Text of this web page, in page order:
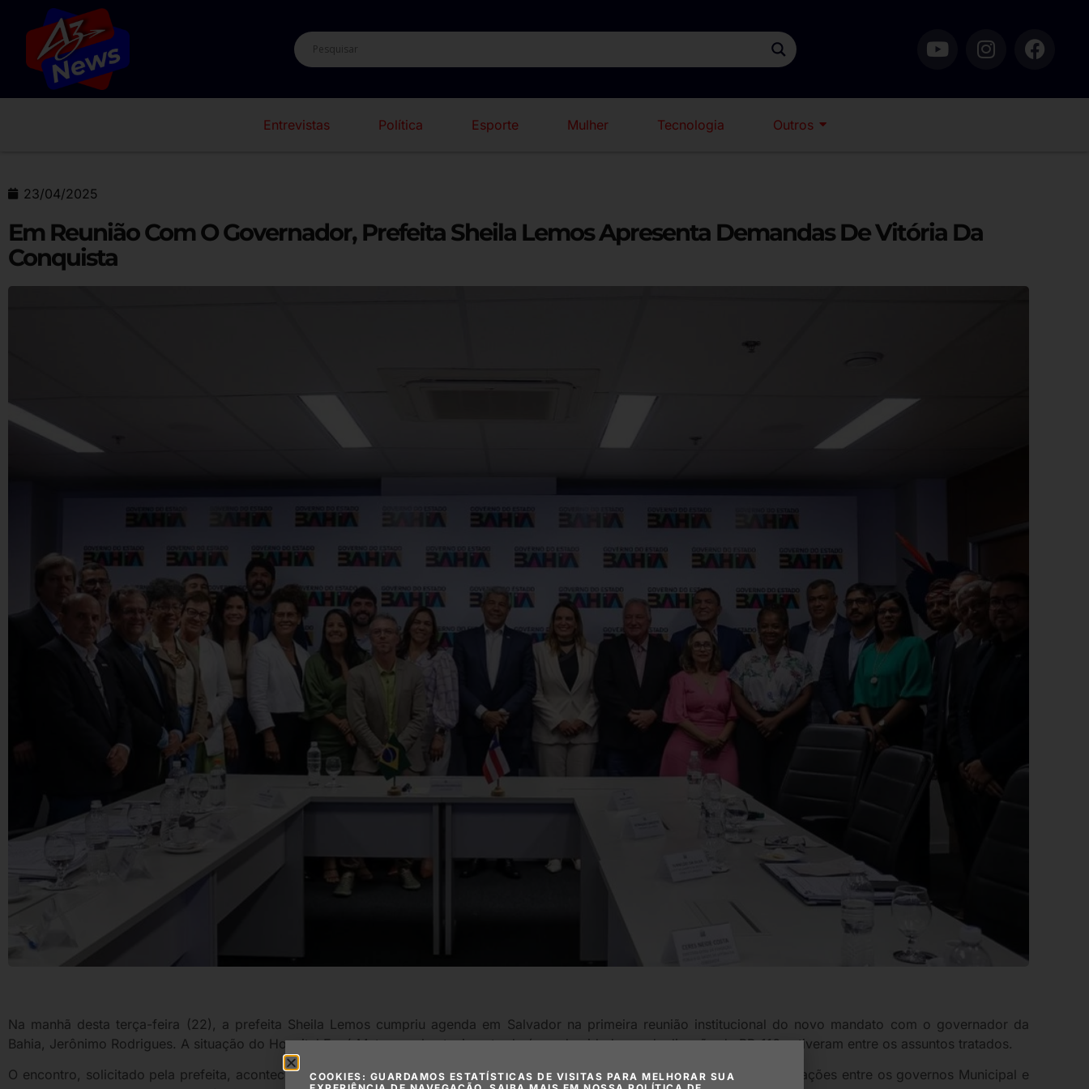
Entrevistas Política Esporte Mulher Tecnologia Outros
23/04/2025
Em Reunião Com O Governador, Prefeita Sheila Lemos Apresenta Demandas De Vitória Da
Conquista
Na manhã desta terça-feira (22), a prefeita Sheila Lemos cumpriu agenda em Salvador na primeira reunião institucional do novo mandato com o governador da
Bahia, Jerônimo Rodrigues. A situação do Hospital Esaú Matos, o abastecimento de água da cidade e a duplicação da BR-116 estiveram entre os assuntos tratados.
O encontro, solicitado pela prefeita, aconteceu no Centro Administrativo da Bahia (CAB), em Salvador, e buscou estreitar as relações entre os governos Municipal e
COOKIES: GUARDAMOS ESTATÍSTICAS DE VISITAS PARA MELHORAR SUA